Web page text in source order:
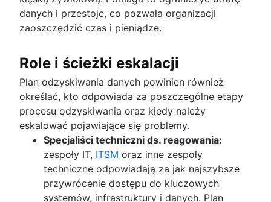
danych i przestoje, co pozwala organizacji
zaoszczędzić czas i pieniądze.
Role i ścieżki eskalacji
Plan odzyskiwania danych powinien również
określać, kto odpowiada za poszczególne etapy
procesu odzyskiwania oraz kiedy należy
eskalować pojawiające się problemy.
Specjaliści techniczni ds. reagowania:
zespoły IT, ITSM oraz inne zespoły
techniczne odpowiadają za jak najszybsze
przywrócenie dostępu do kluczowych
systemów, infrastruktury i danych. Plan